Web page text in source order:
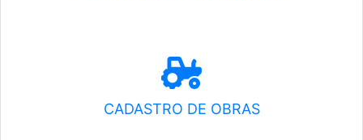
CADASTRO DE OBRAS